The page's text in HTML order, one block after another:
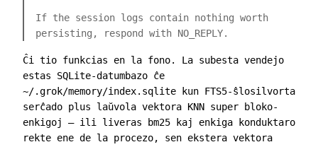
If the session logs contain nothing worth
persisting, respond with NO_REPLY.
Ĉi tio funkcias en la fono. La subesta vendejo
estas SQLite-datumbazo ĉe
~/.grok/memory/index.sqlite kun FTS5-ŝlosilvorta
serĉado plus laŭvola vektora KNN super bloko-
enkigoj — ili liveras
bm25 kaj enkiga konduktaro
rekte ene de la procezo, sen ekstera vektora